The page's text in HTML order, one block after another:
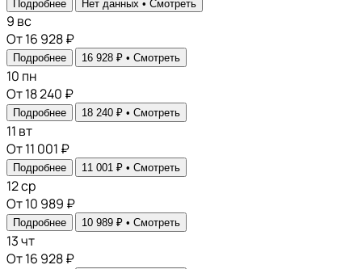
Подробнее Нет данных • Смотреть
9 вс
От 16 928 ₽
Подробнее 16 928 ₽ • Смотреть
10 пн
От 18 240 ₽
Подробнее 18 240 ₽ • Смотреть
11 вт
От 11 001 ₽
Подробнее 11 001 ₽ • Смотреть
12ср
От 10 989 ₽
Подробнее 10 989 ₽ • Смотреть
13чт
От 16 928 ₽